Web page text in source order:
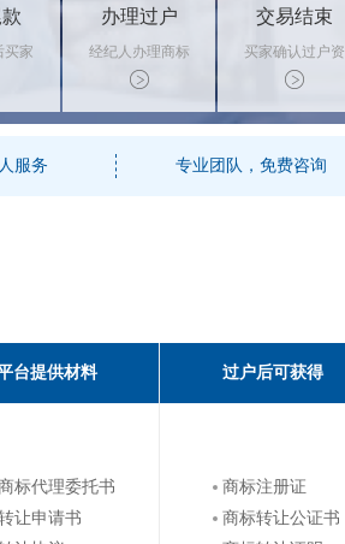
买家
家
续
办理过户
经纪人办理商标
转让手续，交付
相关证书
交易结束
买家确认过户资
料后，平台解冻
资金支付卖家
服务 专业团队，免费咨询
台提供材料 过户后可获得
标代理委托书
让申请书
商标注册证
商标转让公证书